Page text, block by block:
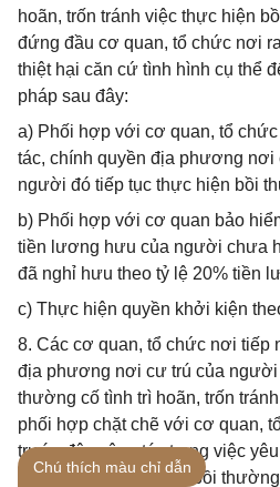
hoãn, trốn tránh việc thực hiện
đứng đầu cơ quan, tổ chức nơi
thiệt hại căn cứ tình hình cụ thể
pháp sau đây:
a) Phối hợp với cơ quan, tổ
tác, chính quyền địa phương nơi
người đó tiếp tục thực hiện bồi
b) Phối hợp với cơ quan bảo
tiền lương hưu của người chưa
đã nghỉ hưu theo tỷ lệ 20% tiền
c) Thực hiện quyền khởi kiện
8. Các cơ quan, tổ chức nơi tiếp
địa phương nơi cư trú của người
thường cố tình trì hoãn, trốn
phối hợp chặt chẽ với cơ quan,
trước đây công tác trong việc
thực hiện trách nhiệm bồi
Chú thích màu chỉ dẫn